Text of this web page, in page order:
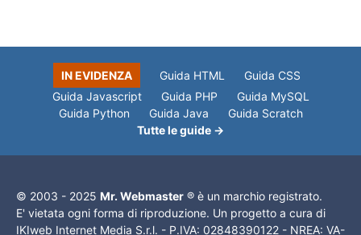
IN EVIDENZA Guida HTML
Guida CSS
Guida Javascript
Guida PHP
Guida MySQL
Guida Python
Guida Java
Guida Scratch
Tutte le guide →
© 2003 - 2025 Mr. Webmaster ® è un marchio registrato.
E' vietata ogni forma di riproduzione. Un progetto a cura di
IKIweb Internet Media S.r.l. - P.IVA: 02848390122 - NREA: VA-